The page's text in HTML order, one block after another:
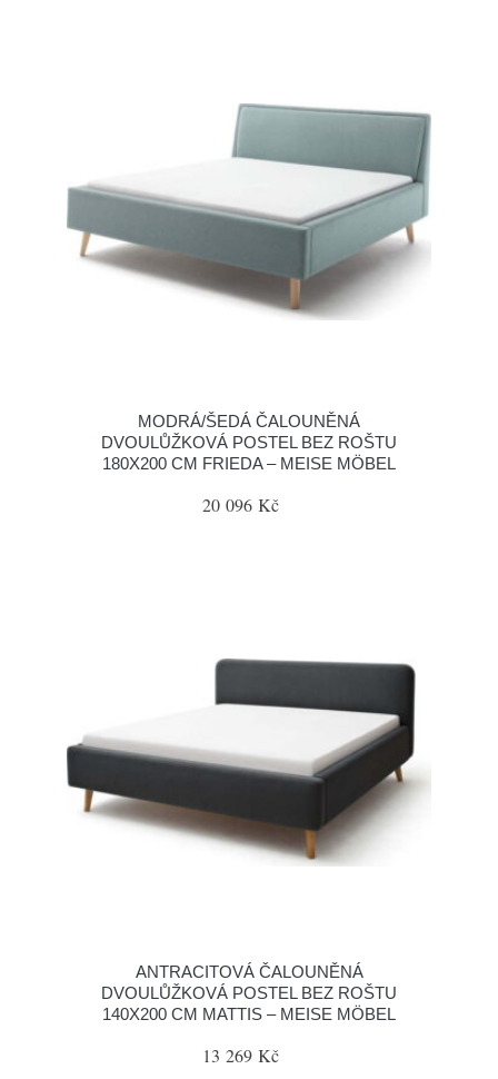
MODRÁ/ŠEDÁ ČALOUNĚNÁ
DVOULŮŽKOVÁ POSTEL BEZ ROŠTU
180X200 CM FRIEDA – MEISE MÖBEL
20 096 Kč
ANTRACITOVÁ ČALOUNĚNÁ
DVOULŮŽKOVÁ POSTEL BEZ ROŠTU
140X200 CM MATTIS – MEISE MÖBEL
13 269 Kč